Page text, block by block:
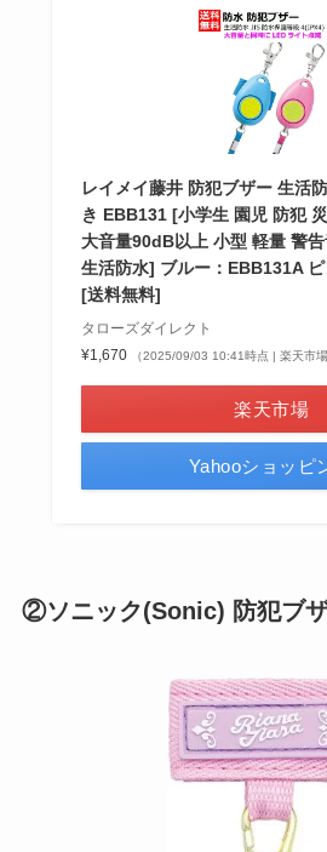
レイメイ藤井 防犯ブザー 生活
き EBB131 [小学生 園児 防犯
大音量90dB以上 小型 軽量 警
生活防水] ブルー：EBB131A
[送料無料]
タローズダイレクト
¥1,670
（2025/09/03 10:41時点 | 楽天市場
楽天市場
Yahooショッピ
②ソニック(Sonic) 防犯ブ